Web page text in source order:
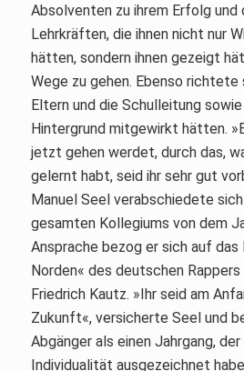
Absolventen zu ihrem Erfolg und
Lehrkräften, die ihnen nicht nur
hätten, sondern ihnen gezeigt
Wege zu gehen. Ebenso richtete
Eltern und die Schulleitung
Hintergrund mitgewirkt hätten.
jetzt gehen werdet, durch das,
gelernt habt, seid ihr sehr gut
Manuel Seel verabschiedete
gesamten Kollegiums von dem
Ansprache bezog er sich auf das
Norden« des deutschen Rappers
Friedrich Kautz. »Ihr seid am
Zukunft«, versicherte Seel und
Abgänger als einen Jahrgang,
Individualität ausgezeichnet